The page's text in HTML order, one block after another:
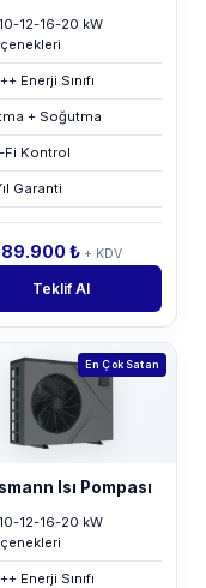
12-16-20 kW
Enerji Sınıfı
+ Soğutma
Fi Kontrol
Garanti
89.900 ₺ + KDV
Teklif Al
En Çok Satan
Isı Pompası
12-16-20 kW
Enerji Sınıfı